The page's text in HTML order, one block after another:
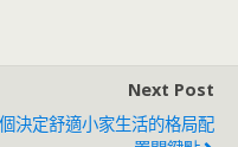
Next Post
決定舒適小家生活的格局配